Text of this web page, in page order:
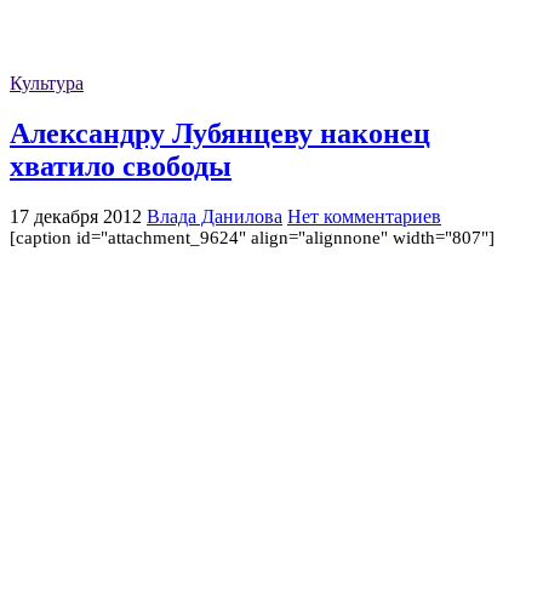
Культура
Александру Лубянцеву наконец
хватило свободы
17 декабря 2012 Влада Данилова Нет комментариев
[caption id="attachment_9624" align="alignnone" width="807"]